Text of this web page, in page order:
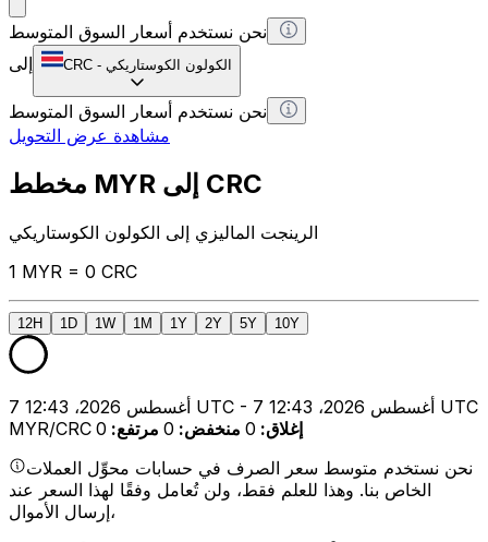
نحن نستخدم أسعار السوق المتوسط
إلى
CRC - الكولون الكوستاريكي
نحن نستخدم أسعار السوق المتوسط
مشاهدة عرض التحويل
مخطط MYR إلى CRC
الرينجت الماليزي إلى الكولون الكوستاريكي
1 MYR = 0 CRC
12H 1D 1W 1M 1Y 2Y 5Y 10Y
7 أغسطس 2026، 12:43 UTC - 7 أغسطس 2026، 12:43 UTC
MYR/CRC
إغلاق:
0 منخفض:
0 مرتفع:
0
نحن نستخدم متوسط سعر الصرف في حسابات محوِّل العملات
الخاص بنا. وهذا للعلم فقط، ولن تُعامل وفقًا لهذا السعر عند
إرسال الأموال،